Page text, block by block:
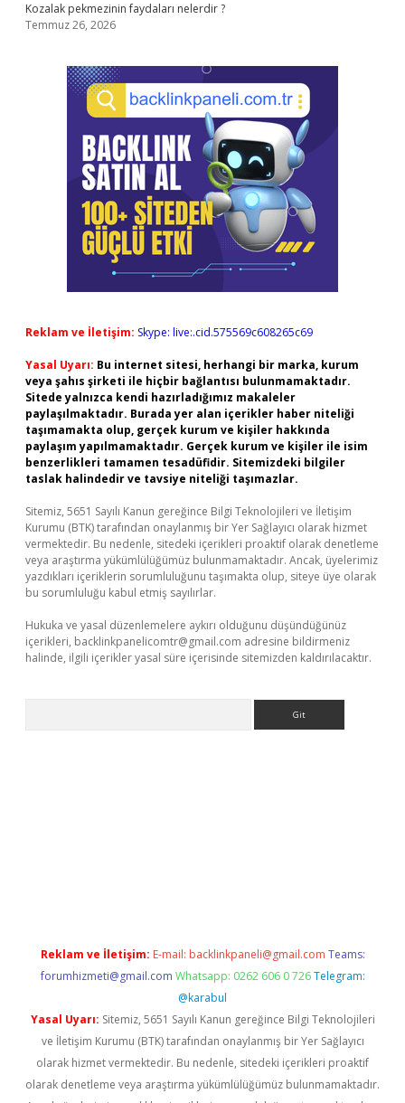
Kozalak pekmezinin faydaları nelerdir ?
Temmuz 26, 2026
Reklam ve İletişim: Skype: live:.cid.575569c608265c69
Yasal Uyarı: Bu internet sitesi, herhangi bir marka, kurum
veya şahıs şirketi ile hiçbir bağlantısı bulunmamaktadır.
Sitede yalnızca kendi hazırladığımız makaleler
paylaşılmaktadır. Burada yer alan içerikler haber niteliği
taşımamakta olup, gerçek kurum ve kişiler hakkında
paylaşım yapılmamaktadır. Gerçek kurum ve kişiler ile isim
benzerlikleri tamamen tesadüfidir. Sitemizdeki bilgiler
taslak halindedir ve tavsiye niteliği taşımazlar.
Sitemiz, 5651 Sayılı Kanun gereğince Bilgi Teknolojileri ve İletişim
Kurumu (BTK) tarafından onaylanmış bir Yer Sağlayıcı olarak hizmet
vermektedir. Bu nedenle, sitedeki içerikleri proaktif olarak denetleme
veya araştırma yükümlülüğümüz bulunmamaktadır. Ancak, üyelerimiz
yazdıkları içeriklerin sorumluluğunu taşımakta olup, siteye üye olarak
bu sorumluluğu kabul etmiş sayılırlar.
Hukuka ve yasal düzenlemelere aykırı olduğunu düşündüğünüz
içerikleri, backlinkpanelicomtr@gmail.com adresine bildirmeniz
halinde, ilgili içerikler yasal süre içerisinde sitemizden kaldırılacaktır.
Reklam ve İletişim: E-mail: backlinkpaneli@gmail.com Teams:
forumhizmeti@gmail.com Whatsapp: 0262 606 0 726 Telegram:
@karabul
Yasal Uyarı: Sitemiz, 5651 Sayılı Kanun gereğince Bilgi Teknolojileri
ve İletişim Kurumu (BTK) tarafından onaylanmış bir Yer Sağlayıcı
olarak hizmet vermektedir. Bu nedenle, sitedeki içerikleri proaktif
olarak denetleme veya araştırma yükümlülüğümüz bulunmamaktadır.